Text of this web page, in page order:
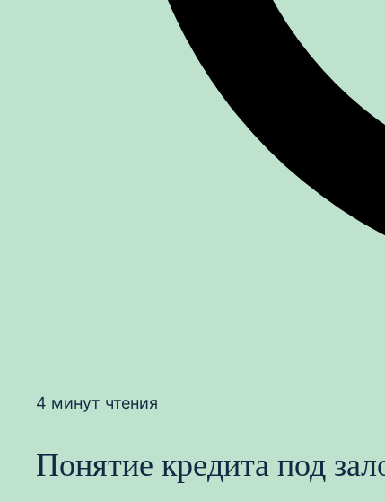
4 минут чтения
Понятие кредита под